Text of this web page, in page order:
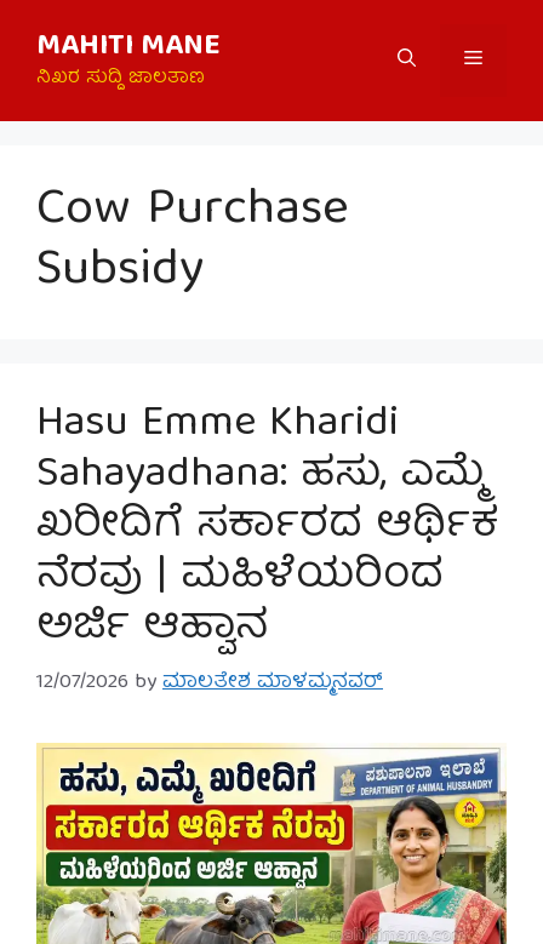
content
MAHITI MANE
ನಿಖರ ಸುದ್ದಿ ಜಾಲತಾಣ
Menu
Cow Purchase
Subsidy
Hasu Emme Kharidi
Sahayadhana: ಹಸು, ಎಮ್ಮೆ
ಖರೀದಿಗೆ ಸರ್ಕಾರದ ಆರ್ಥಿಕ
ನೆರವು | ಮಹಿಳೆಯರಿಂದ
ಅರ್ಜಿ ಆಹ್ವಾನ
12/07/2026 byಮಾಲತೇಶ ಮಾಳಮ್ಮನವರ್